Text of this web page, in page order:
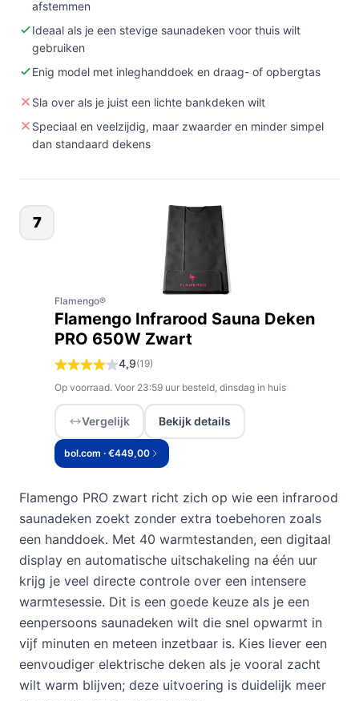
afstemmen
Ideaal als je een stevige saunadeken voor thuis wilt
gebruiken
Enig model met inleghanddoek en draag- of opbergtas
Sla over als je juist een lichte bankdeken wilt
Speciaal en veelzijdig, maar zwaarder en minder simpel
dan standaard dekens
7
Flamengo®
Flamengo Infrarood Sauna Deken
PRO 650W Zwart
4,9(19)
Op voorraad. Voor 23:59 uur besteld, dinsdag in huis
Vergelijk Bekijk details
bol.com · €449,00
Flamengo PRO zwart richt zich op wie een infrarood
saunadeken zoekt zonder extra toebehoren zoals
een handdoek. Met 40 warmtestanden, een digitaal
display en automatische uitschakeling na één uur
krijg je veel directe controle over een intensere
warmtesessie. Dit is een goede keuze als je een
eenpersoons saunadeken wilt die snel opwarmt in
vijf minuten en meteen inzetbaar is. Kies liever een
eenvoudiger elektrische deken als je vooral zacht
wilt warm blijven; deze uitvoering is duidelijk meer